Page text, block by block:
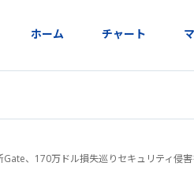
ホーム チャート
Gate、170万ドル損失巡りセキュリティ侵